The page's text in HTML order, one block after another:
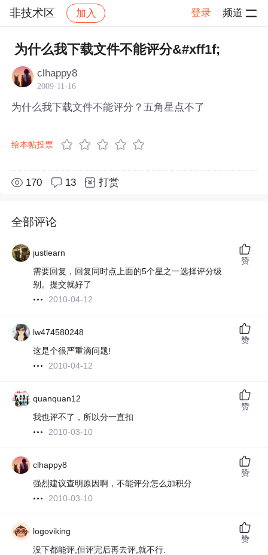
非技术区 加入 登录 频道
社区 非技术区 帖子详情
为什么我下载文件不能评分&#xff1f;
clhappy8
2009-11-16
为什么我下载文件不能评分？五角星点不了
给本帖投票
170 13 打赏
全部评论
justlearn
需要回复，回复同时点上面的5个星之一选择评分级
别。提交就好了
2010-04-12
赞
lw474580248
这是个很严重滴问题!
2010-04-12
赞
quanquan12
我也评不了，所以分一直扣
2010-03-10
赞
clhappy8
强烈建议查明原因啊，不能评分怎么加积分
2010-03-10
赞
logoviking
没下都能评,但评完后再去评,就不行.
赞